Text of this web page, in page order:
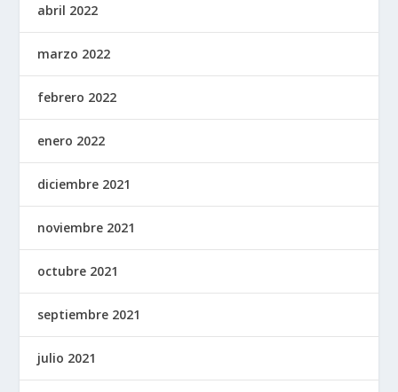
abril 2022
marzo 2022
febrero 2022
enero 2022
diciembre 2021
noviembre 2021
octubre 2021
septiembre 2021
julio 2021